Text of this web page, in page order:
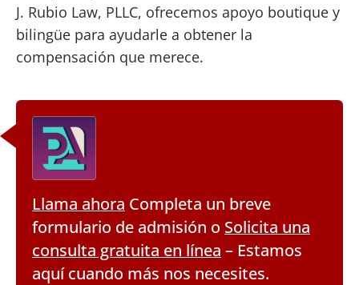
J. Rubio Law, PLLC, ofrecemos apoyo boutique y
bilingüe para ayudarle a obtener la
compensación que merece.
Llama ahora Completa un breve
formulario de admisión o Solicita una
consulta gratuita en línea – Estamos
aquí cuando más nos necesites.